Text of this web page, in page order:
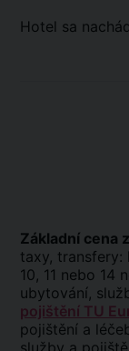
Hotel sa
Základní cena
taxy,
10, 11 nebo 14
ubytování,
pojištění TU
pojištění a
služby a